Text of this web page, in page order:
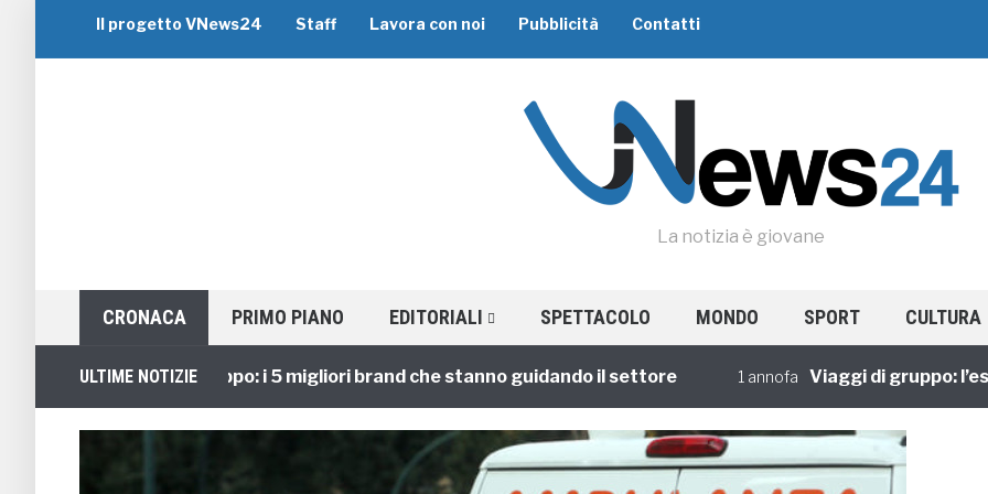
Il progetto VNews24 Staff Lavora con noi Pubblicità Contatti
La notizia è giovane
CRONACA PRIMO PIANO EDITORIALI SPETTACOLO MONDO SPORT CULTURA
ULTIME NOTIZIE
Viaggi di Gruppo: i 5 migliori brand che stanno guidando il settore 1 annofa Viaggi di gruppo: